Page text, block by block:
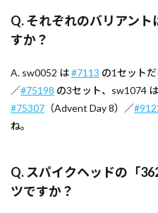
Q. それぞれのバリアン
すか？
A. sw0052 は#7113 の1セット
／#75198 の3セット、sw1074 は
#75307 （Advent Day 8）／
ね。
Q. スパイクヘッドの「
ツですか？